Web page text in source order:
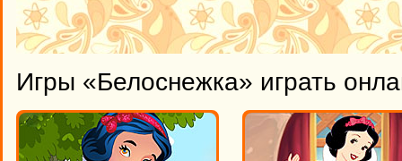
Игры «Белоснежка» играть